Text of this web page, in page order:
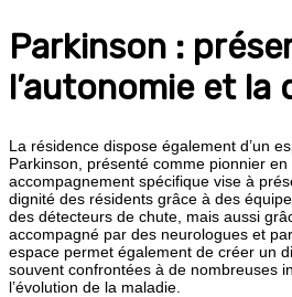
Parkinson :
l’autonomie et la
La résidence dispose également d’un
Parkinson, présenté comme pionnier en
accompagnement spécifique vise à
dignité des résidents grâce à des
des détecteurs de chute, mais aussi
accompagné par des neurologues et
espace permet également de créer un
souvent confrontées à de nombreuses
l’évolution de la maladie.